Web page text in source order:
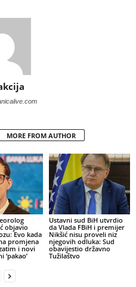
MORE FROM AUTHOR
objavio
Evo kada
promjena
i novi
Ustavni sud BiH utvrdio
da Vlada FBiH i premijer
Nikšić nisu proveli niz
njegovih odluka: Sud
obavijestio državno
Tužilaštvo